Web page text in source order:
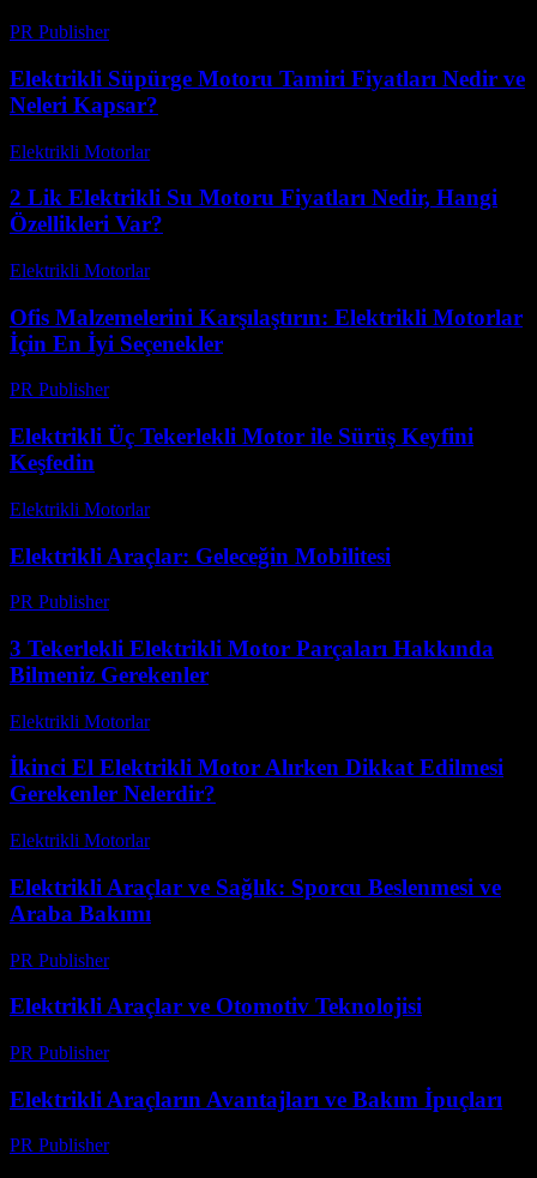
PR Publisher-
Elektrikli Süpürge Motoru Tamiri Fiyatları Nedir ve
Neleri Kapsar?
Elektrikli Motorlar-
2 Lik Elektrikli Su Motoru Fiyatları Nedir, Hangi
Özellikleri Var?
Elektrikli Motorlar-
Ofis Malzemelerini Karşılaştırın: Elektrikli Motorlar
İçin En İyi Seçenekler
PR Publisher-
Elektrikli Üç Tekerlekli Motor ile Sürüş Keyfini
Keşfedin
Elektrikli Motorlar-
Elektrikli Araçlar: Geleceğin Mobilitesi
PR Publisher-
3 Tekerlekli Elektrikli Motor Parçaları Hakkında
Bilmeniz Gerekenler
Elektrikli Motorlar-
İkinci El Elektrikli Motor Alırken Dikkat Edilmesi
Gerekenler Nelerdir?
Elektrikli Motorlar-
Elektrikli Araçlar ve Sağlık: Sporcu Beslenmesi ve
Araba Bakımı
PR Publisher-
Elektrikli Araçlar ve Otomotiv Teknolojisi
PR Publisher-
Elektrikli Araçların Avantajları ve Bakım İpuçları
PR Publisher-